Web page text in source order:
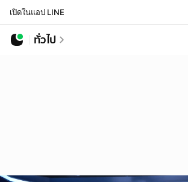
เปิดในแอป LINE
ทั่วไป